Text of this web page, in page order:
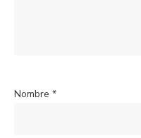
Nombre *